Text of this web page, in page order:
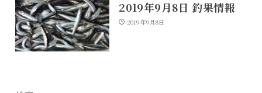
2019年9月8日 釣果情報
2019年9月8日